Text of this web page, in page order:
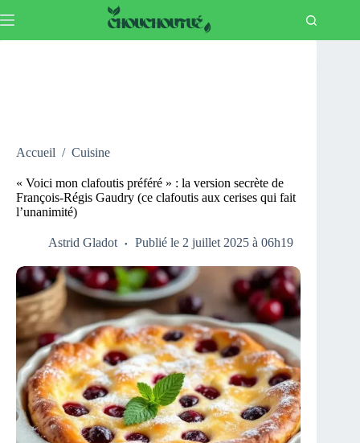
au
Accueil / Cuisine
« Voici mon clafoutis préféré » : la version secrète de
François‑Régis Gaudry (ce clafoutis aux cerises qui fait
l’unanimité)
Astrid Gladot Publié le 2 juillet 2025 à 06h19